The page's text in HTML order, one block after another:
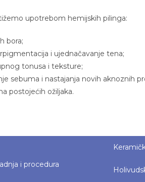
upotrebom hemijskih pilinga:
bora;
i ujednačavanje tena;
tonusa i teksture;
sebuma i nastajanja novih aknoznih
postojećih ožiljaka.
i procedura